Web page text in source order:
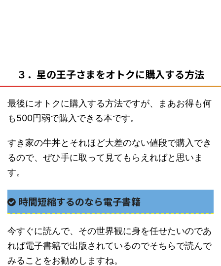
３．星の王子さまをオトクに購入する方法
最後にオトクに購入する方法ですが、まあお得も何
も500円弱で購入できる本です。
すき家の牛丼とそれほど大差のない値段で購入でき
るので、ぜひ手に取って見てもらえればと思いま
す。
時間短縮するのなら電子書籍
今すぐに読んで、その世界観に身を任せたいのであ
れば電子書籍で出版されているのでそちらで読んで
みることをお勧めしますね。